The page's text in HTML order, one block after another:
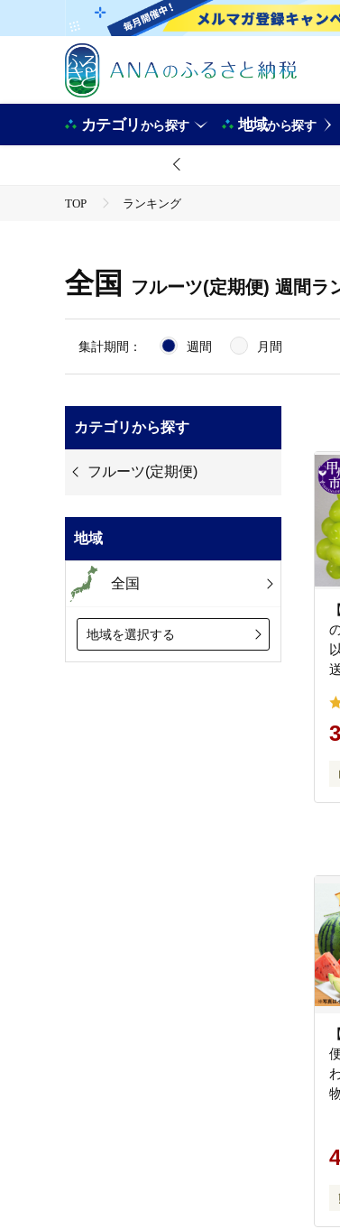
カテゴリから探す 地域から探す
TOP ランキング
全国 フルーツ(定期便) 週間ラ
集計期間： 週間 月間
カテゴリから探す
フルーツ(定期便)
地域
全国
地域を選択する
わ